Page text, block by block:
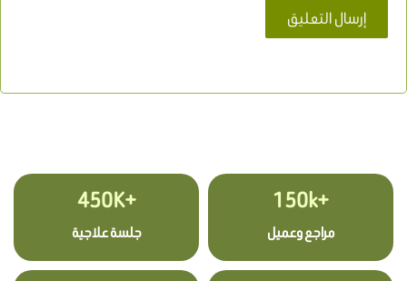
+150k
مراجع وعميل
+450K
جلسة علاجية